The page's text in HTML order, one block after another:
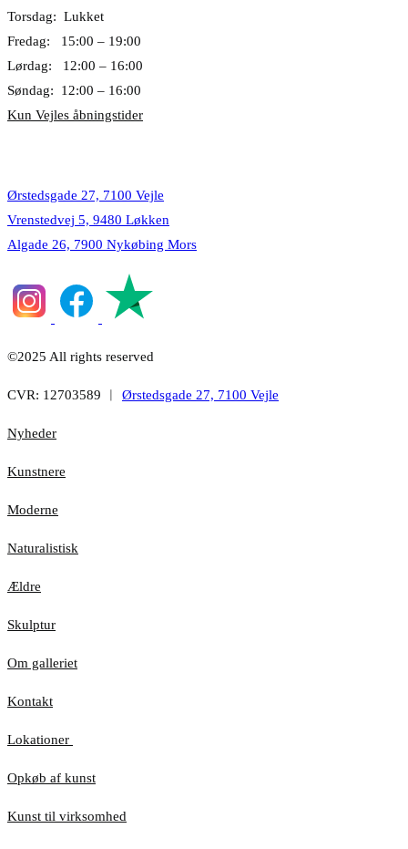
Torsdag: Lukket
Fredag: 15:00 – 19:00
Lørdag: 12:00 – 16:00
Søndag: 12:00 – 16:00
Kun Vejles åbningstider
Ørstedsgade 27, 7100 Vejle
Vrenstedvej 5, 9480 Løkken
Algade 26, 7900 Nykøbing Mors
©2025 All rights reserved
CVR: 12703589 ︱ Ørstedsgade 27, 7100 Vejle
Nyheder
Kunstnere
Moderne
Naturalistisk
Ældre
Skulptur
Om galleriet
Kontakt
Lokationer
Opkøb af kunst
Kunst til virksomhed